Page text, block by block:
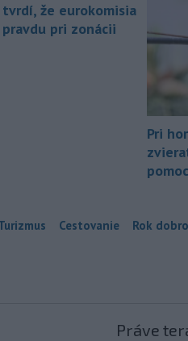
že eurokomisia
pri zonácii
Pri
Cestovanie Rok
Práve